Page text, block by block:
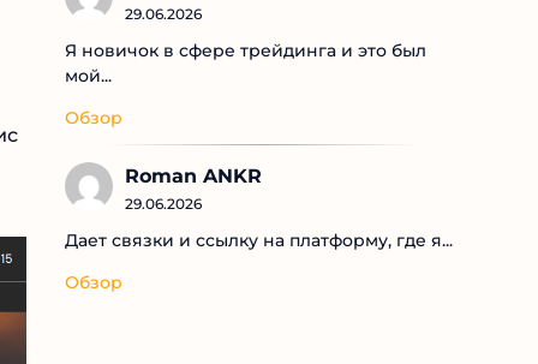
29.06.2026
Я новичок в сфере трейдинга и это был
мой...
Обзор
Roman ANKR
29.06.2026
Дает связки и ссылку на платформу, где я...
Обзор